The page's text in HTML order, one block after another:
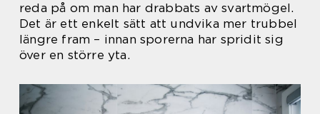
reda på om man har drabbats av svartmögel.
Det är ett enkelt sätt att undvika mer trubbel
längre fram – innan sporerna har spridit sig
över en större yta.